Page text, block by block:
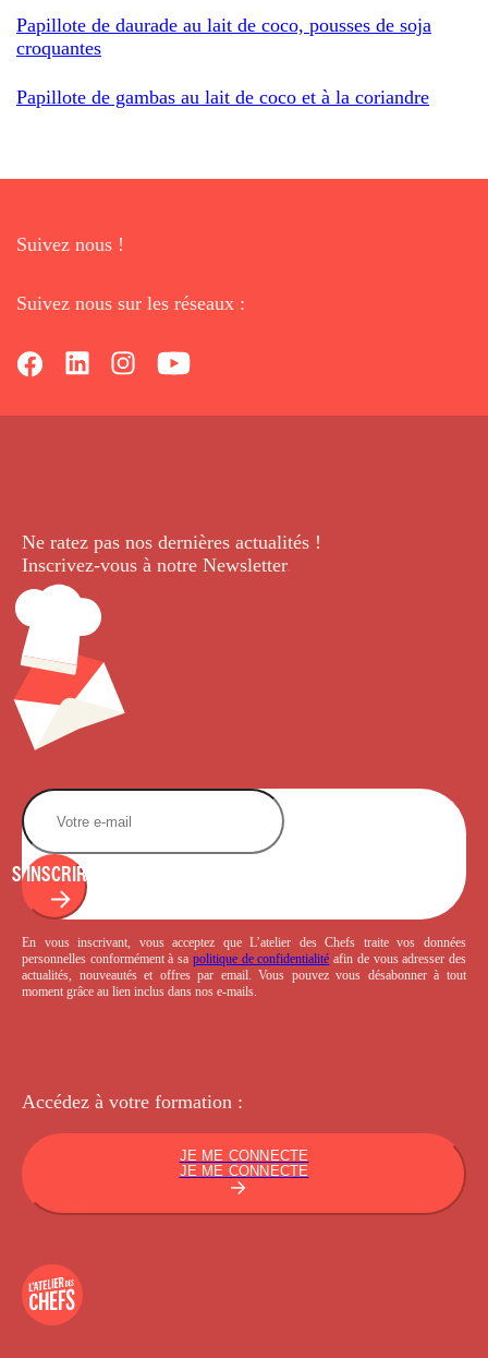
Papillote de daurade au lait de coco, pousses de soja
croquantes
Papillote de gambas au lait de coco et à la coriandre
Suivez nous !
Suivez nous sur les réseaux :
Ne ratez pas nos dernières actualités !
Inscrivez-vous à notre Newsletter.
S'INSCRIRE
En vous inscrivant, vous acceptez que L’atelier des Chefs traite vos données
personnelles conformément à sa politique de confidentialité afin de vous adresser des
actualités, nouveautés et offres par email. Vous pouvez vous désabonner à tout
moment grâce au lien inclus dans nos e-mails.
Accédez à votre formation :
JE ME CONNECTE
JE ME CONNECTE